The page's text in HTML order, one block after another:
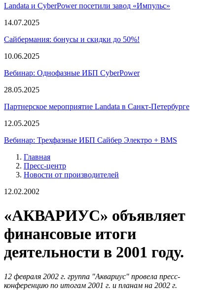
Landata и CyberPower посетили завод «Импульс»
14.07.2025
Сайбермания: бонусы и скидки до 50%!
10.06.2025
Вебинар: Однофазные ИБП CyberPower
28.05.2025
Партнерское мероприятие Landata в Санкт-Петербурге
12.05.2025
Вебинар: Трехфазные ИБП Сайбер Электро + BMS
Главная
Пресс-центр
Новости от производителей
12.02.2002
«АКВАРИУС» объявляет
финансовые итоги
деятельности в 2001 году.
12 февраля 2002 г. группа "Аквариус" провела пресс-
конференцию по итогам 2001 г. и планам на 2002 г.